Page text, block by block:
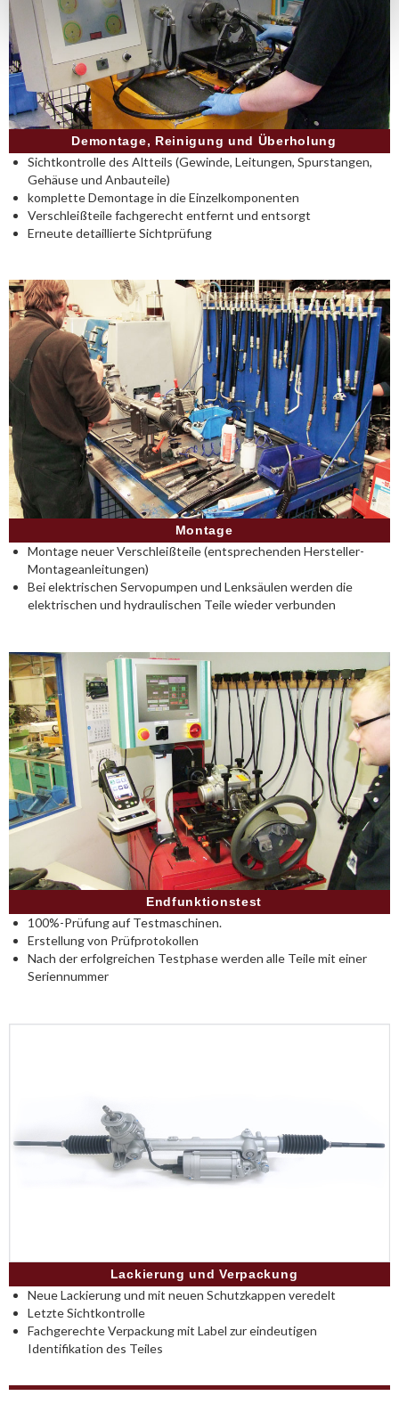
Demontage, Reinigung und Überholung
Sichtkontrolle des Altteils (Gewinde, Leitungen, Spurstangen,
Gehäuse und Anbauteile)
komplette Demontage in die Einzelkomponenten
Verschleißteile fachgerecht entfernt und entsorgt
Erneute detaillierte Sichtprüfung
Montage
Montage neuer Verschleißteile (entsprechenden Hersteller-
Montageanleitungen)
Bei elektrischen Servopumpen und Lenksäulen werden die
elektrischen und hydraulischen Teile wieder verbunden
Endfunktionstest
100%-Prüfung auf Testmaschinen.
Erstellung von Prüfprotokollen
Nach der erfolgreichen Testphase werden alle Teile mit einer
Seriennummer
Lackierung und Verpackung
Neue Lackierung und mit neuen Schutzkappen veredelt
Letzte Sichtkontrolle
Fachgerechte Verpackung mit Label zur eindeutigen
Identifikation des Teiles